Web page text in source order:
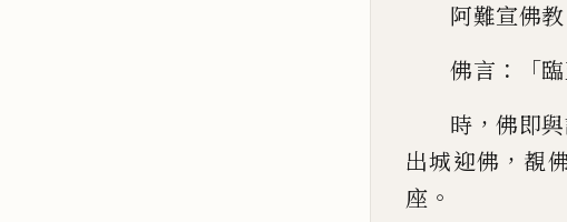
阿難宣佛教
佛言 ：「
時 ，佛即
出城迎佛 ， 覩
座 。